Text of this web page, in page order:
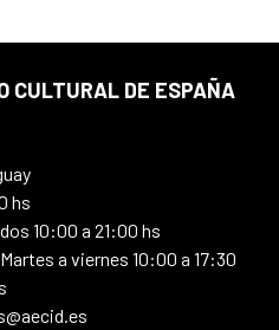
CULTURAL DE ESPAÑA
hs
10:00 a 21:00 hs
a viernes 10:00 a 17:30